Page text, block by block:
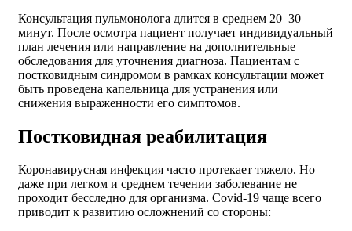
Консультация пульмонолога длится в среднем 20–30
минут. После осмотра пациент получает индивидуальный
план лечения или направление на дополнительные
обследования для уточнения диагноза. Пациентам с
постковидным синдромом в рамках консультации может
быть проведена капельница для устранения или
снижения выраженности его симптомов.
Постковидная реабилитация
Коронавирусная инфекция часто протекает тяжело. Но
даже при легком и среднем течении заболевание не
проходит бесследно для организма. Covid-19 чаще всего
приводит к развитию осложнений со стороны: